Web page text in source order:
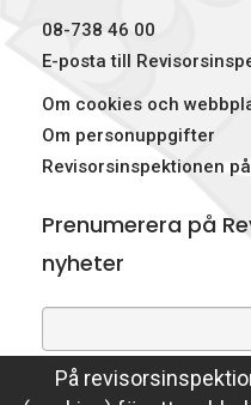
På
08-738 46 00
E-posta till
Om cookies och
Om personuppgifter
Revisorsinspektionen
Prenumerera på
nyheter
Genom att